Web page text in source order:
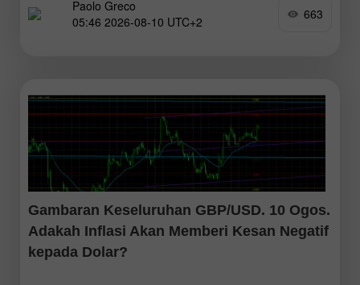
sepanjang hari tiada maklumat ekonomi baharu akan
tersedia untuk para pedagang. Mereka tidak mempunyai
Paolo Greco
05:46 2026-08-10 UTC+2
663
Gambaran Keseluruhan GBP/USD. 10 Ogos.
Adakah Inflasi Akan Memberi Kesan Negatif
kepada Dolar?